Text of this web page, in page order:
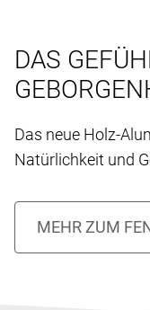
DAS
Das neue Holz-
Natürlichkeit und